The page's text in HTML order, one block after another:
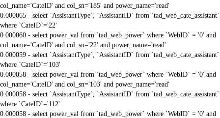
col_name='CateID' and col_sn='185' and power_name='read'
0.000065 - select `AssistantType`, `AssistantID` from `tad_web_cate_assistant`
where `CateID`='22'
0.000060 - select power_val from `tad_web_power` where `WebID` = '0' and
col_name='CateID' and col_sn='22' and power_name='read'
0.000059 - select `AssistantType`, `AssistantID` from `tad_web_cate_assistant`
where `CateID`='103'
0.000058 - select power_val from `tad_web_power` where `WebID` = '0' and
col_name='CateID' and col_sn='103' and power_name='read'
0.000058 - select `AssistantType`, `AssistantID` from `tad_web_cate_assistant`
where `CateID`='112'
0.000058 - select power_val from `tad_web_power` where `WebID` = '0' and